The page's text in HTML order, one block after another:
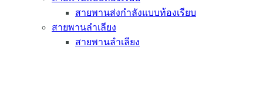
สายพานส่งกำลังแบบท้องเรียบ
สายพานลำเลียง
สายพานลำเลียง